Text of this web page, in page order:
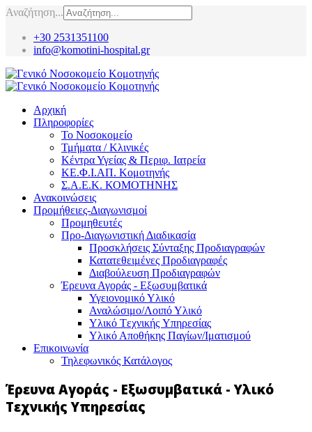
Αναζήτηση...
+30 2531351100
info@komotini-hospital.gr
Αρχική
Πληροφορίες
Το Νοσοκομείο
Τμήματα / Κλινικές
Κέντρα Υγείας & Περιφ. Ιατρεία
ΚΕ.Φ.Ι.ΑΠ. Κομοτηνής
Σ.Α.Ε.Κ. ΚΟΜΟΤΗΝΗΣ
Ανακοινώσεις
Προμήθειες-Διαγωνισμοί
Προμηθευτές
Προ-Διαγωνιστική Διαδικασία
Προσκλήσεις Σύνταξης Προδιαγραφών
Κατατεθειμένες Προδιαγραφές
Διαβούλευση Προδιαγραφών
Έρευνα Αγοράς - Εξωσυμβατικά
Υγειονομικό Υλικό
Αναλώσιμο/Λοιπό Υλικό
Υλικό Tεχνικής Yπηρεσίας
Υλικό Αποθήκης Παγίων/Ιματισμού
Επικοινωνία
Τηλεφωνικός Κατάλογος
Έρευνα Αγοράς - Εξωσυμβατικά - Υλικό
Τεχνικής Υπηρεσίας